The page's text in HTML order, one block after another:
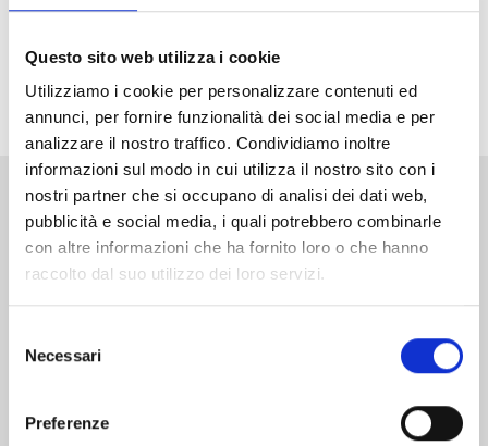
Questo sito web utilizza i cookie
Utilizziamo i cookie per personalizzare contenuti ed
annunci, per fornire funzionalità dei social media e per
analizzare il nostro traffico. Condividiamo inoltre
informazioni sul modo in cui utilizza il nostro sito con i
nostri partner che si occupano di analisi dei dati web,
pubblicità e social media, i quali potrebbero combinarle
con altre informazioni che ha fornito loro o che hanno
raccolto dal suo utilizzo dei loro servizi.
delNecessari
Preferenze
salvare il mondo è sconfiggerlo, anche a costo di
usare la spada proibita... la nona spada della Ten
Commandments!
Altri volumi della serie